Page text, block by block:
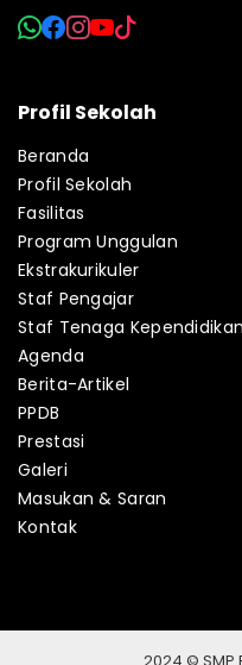
Profil Sekolah
Beranda
Profil Sekolah
Fasilitas
Program Unggulan
Ekstrakurikuler
Staf Pengajar
Staf Tenaga Kependidikan
Agenda
Berita-Artikel
PPDB
Prestasi
Galeri
Masukan & Saran
Kontak